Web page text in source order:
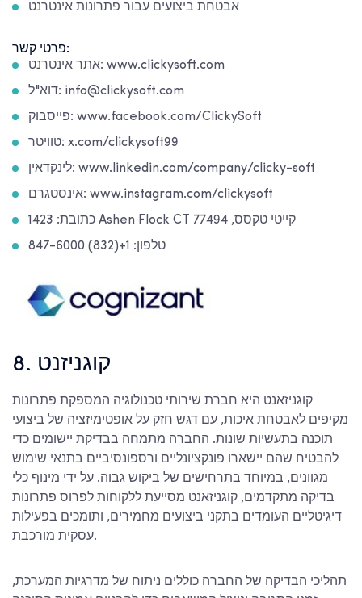
אבטחת ביצועים עבור פתרונות אינטרנט
פרטי קשר:
אתר אינטרנט: www.clickysoft.com
דוא"ל: info@clickysoft.com
פייסבוק: www.facebook.com/ClickySoft
טוויטר: x.com/clickysoft99
לינקדאין: www.linkedin.com/company/clicky-soft
אינסטגרם: www.instagram.com/clickysoft
כתובת: 1423 Ashen Flock CT קייטי טקסס, 77494
טלפון: 1+(832) 847-6000
8. קוגניזנט
קוגניזאנט היא חברת שירותי טכנולוגיה המספקת פתרונות
מקיפים לאבטחת איכות, עם דגש חזק על אופטימיזציה של ביצועי
תוכנה בתעשיות שונות. החברה מתמחה בבדיקת יישומים כדי
להבטיח שהם יישארו פונקציונליים ורספונסיביים בתנאי שימוש
מגוונים, במיוחד בתרחישים של ביקוש גבוה. על ידי מינוף כלי
בדיקה מתקדמים, קוגניזאנט מסייעת ללקוחות לפרוס פתרונות
דיגיטליים העומדים בתקני ביצועים מחמירים, ותומכים בפעילות
עסקית מורכבת.
תהליכי הבדיקה של החברה כוללים ניתוח של מדרגיות המערכת,